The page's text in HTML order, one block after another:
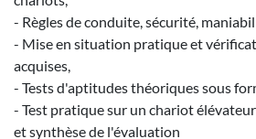
- Règles de conduite, sécurité,
- Mise en situation pratique et
acquises,
- Tests d'aptitudes théoriques sous
- Test pratique sur un chariot
et synthèse de l'évaluation